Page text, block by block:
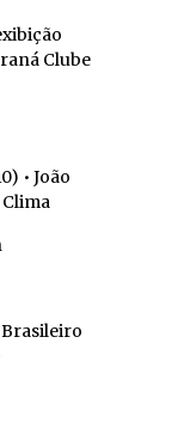
Clube
• João